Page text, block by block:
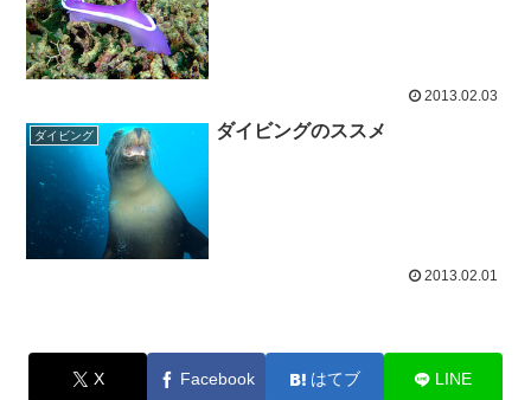
2013.02.03
ダイビング ダイビングのススメ
2013.02.01
X Facebook はてブ LINE